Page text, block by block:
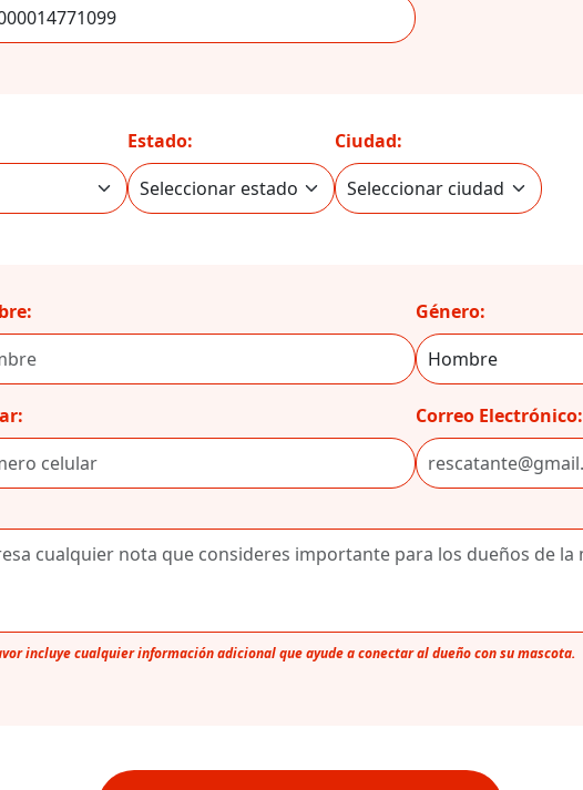
Estado: Ciudad:
Género:
Correo Electrónico:
incluye cualquier información adicional que ayude a conectar al dueño con su mascota.